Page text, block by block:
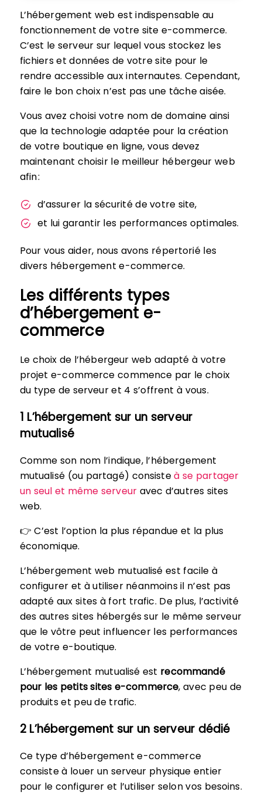
L’hébergement web est indispensable au
fonctionnement de votre site e-commerce.
C’est le serveur sur lequel vous stockez les
fichiers et données de votre site pour le
rendre accessible aux internautes. Cependant,
faire le bon choix n’est pas une tâche aisée.
Vous avez choisi votre nom de domaine ainsi
que la technologie adaptée pour la création
de votre boutique en ligne, vous devez
maintenant choisir le meilleur hébergeur web
afin :
d’assurer la sécurité de votre site,
et lui garantir les performances optimales.
Pour vous aider, nous avons répertorié les
divers hébergement e-commerce.
Les différents types
d’hébergement e-
commerce
Le choix de l’hébergeur web adapté à votre
projet e-commerce commence par le choix
du type de serveur et 4 s’offrent à vous.
1 L’hébergement sur un serveur
mutualisé
Comme son nom l’indique, l’hébergement
mutualisé (ou partagé) consisteà se partager
un seul et même serveur avec d’autres sites
web.
👉 C’est l’option la plus répandue et la plus
économique.
L’hébergement web mutualisé est facile à
configurer et à utiliser néanmoins il n’est pas
adapté aux sites à fort trafic. De plus, l’activité
des autres sites hébergés sur le même serveur
que le vôtre peut influencer les performances
de votre e-boutique.
L’hébergement mutualisé est recommandé
pour les petits sites e-commerce, avec peu de
produits et peu de trafic.
2 L’hébergement sur un serveur dédié
Ce type d’hébergement e-commerce
consiste à louer un serveur physique entier
pour le configurer et l’utiliser selon vos besoins.